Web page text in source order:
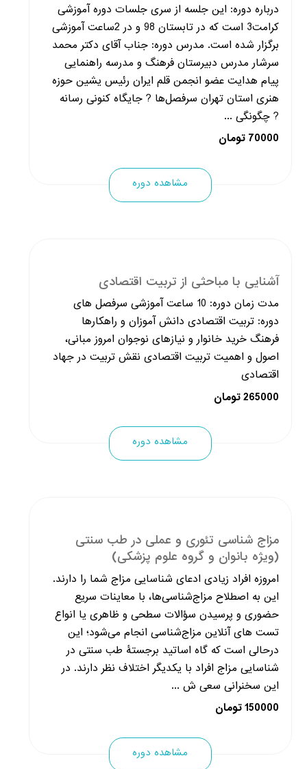
درباره دوره: این جلسه از سری جلسات دوره آموزشی
کرامت3 است که در تابستان 98 و در 2ساعت آموزشی
برگزار شده است. مدرس دوره: جناب آقای دکتر محمد
سرشار مدرس دبیرستان فرهنگ و مدرسه راهنمایی
پیام هدایت عضو انجمن قلم ایران رئیس یشین حوزه
هنری استان تهران سرفصل‌ها ? جایگاه کنونی رسانه
? چگونگی ...
70000 تومان
مشاهده دوره
آشنایی با مباحثی از تربیت اقتصادی
مدت زمان دوره: 10 ساعت آموزشی سرفصل های
دوره: تربیت اقتصادی دانش آموزان و راهکارها
فرهنگ خرید خانوار و نیازهای نوجوان امروز مبانی،
اصول و اهمیت تربیت اقتصادی نقش تربیت در جهاد
اقتصادی
265000 تومان
مشاهده دوره
مزاج شناسی تئوری و عملی در طب سنتی
(ویژه بانوان و گروه علوم پزشکی)
امروزه افراد زیادی ادعای شناسایی مزاج شما را دارند.
این به اصطلاح مزاج‌شناسی‌ها، با معاینات سریع
حضوری و پرسیدن سؤالات سطحی و ظاهری یا انواع
تست های آنلاین مزاج‌شناسی انجام می‌شود؛ این
درحالی است که گاه اساتید برجستۀ طب سنتی در
شناسایی مزاج افراد با یکدیگر اختلاف نظر دارند. در
این سخنرانی سعی ش ...
150000 تومان
مشاهده دوره